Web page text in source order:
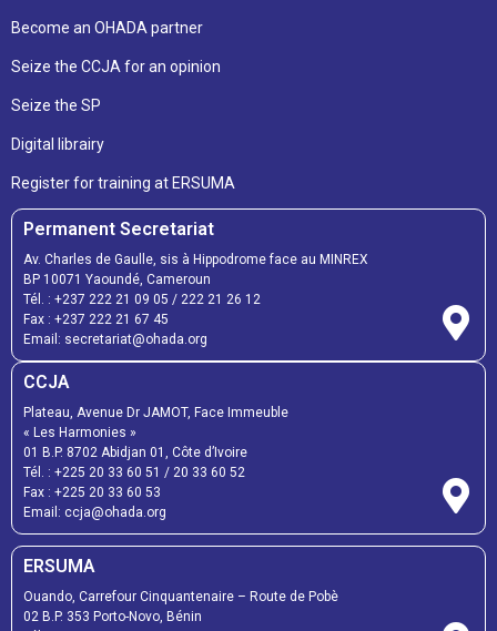
Become an OHADA partner
Seize the CCJA for an opinion
Seize the SP
Digital librairy
Register for training at ERSUMA
Permanent Secretariat
Av. Charles de Gaulle, sis à Hippodrome face au MINREX
BP 10071 Yaoundé, Cameroun
Tél. : +237 222 21 09 05 / 222 21 26 12
Fax : +237 222 21 67 45
Email: secretariat@ohada.org
CCJA
Plateau, Avenue Dr JAMOT, Face Immeuble
« Les Harmonies »
01 B.P. 8702 Abidjan 01, Côte d’Ivoire
Tél. : +225 20 33 60 51 / 20 33 60 52
Fax : +225 20 33 60 53
Email: ccja@ohada.org
ERSUMA
Ouando, Carrefour Cinquantenaire – Route de Pobè
02 B.P. 353 Porto-Novo, Bénin